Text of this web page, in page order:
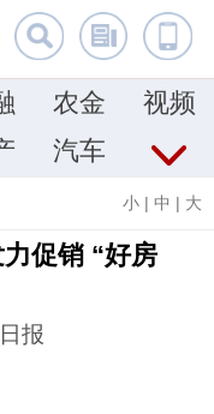
农金
视频
汽车
小 | 中 | 大
促销 “好房
报